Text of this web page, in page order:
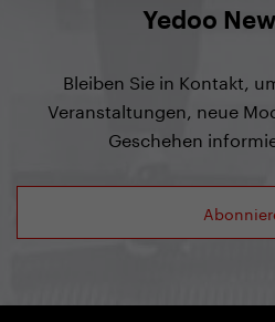
Yedoo
Bleiben Sie in Kontakt,
Veranstaltungen, neue
Geschehen